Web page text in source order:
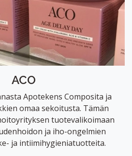
ACO
Apotekens Composita ja
omaa sekoitusta. Tämän
tuotevalikoimaan
ja iho-ongelmien
ja intiimihygieniatuotteita.